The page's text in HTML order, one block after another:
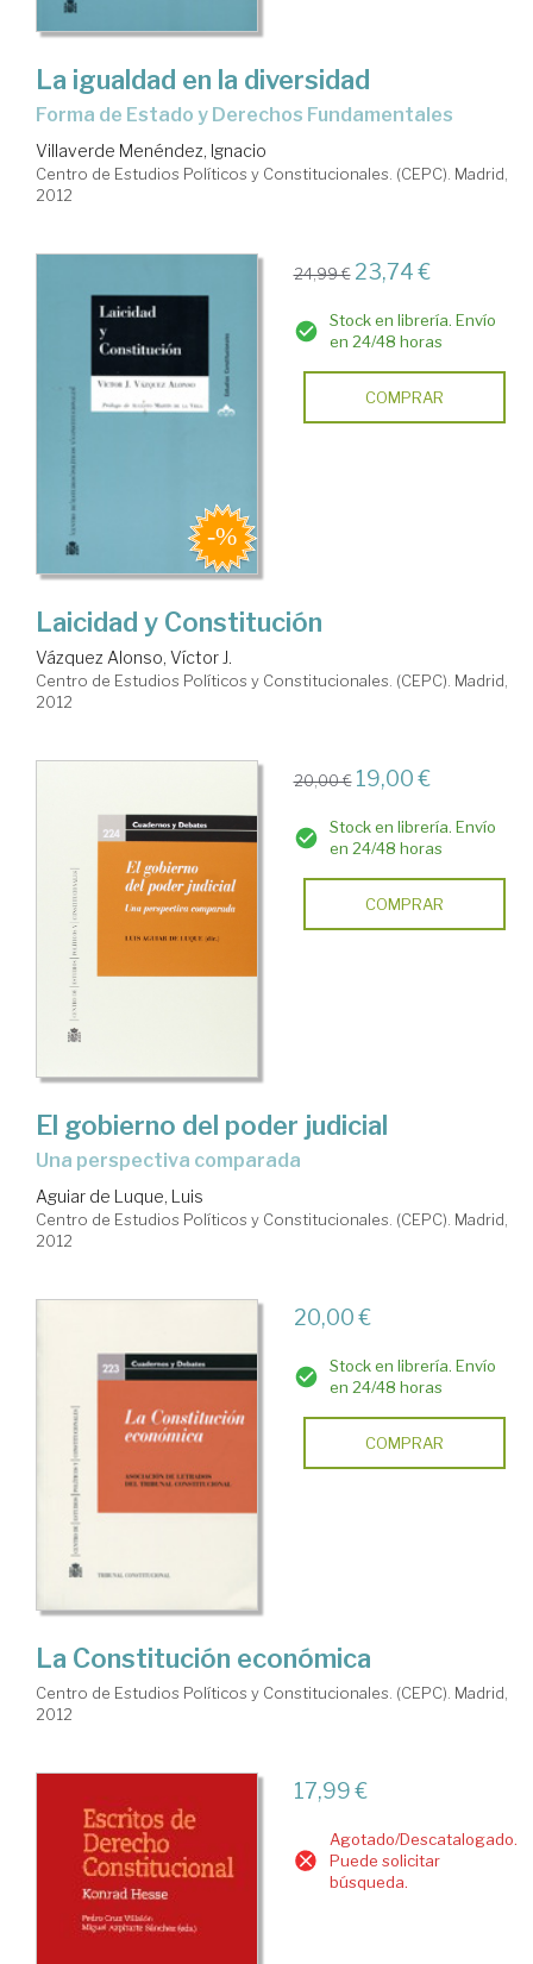
La igualdad en la diversidad
forma de Estado y Derechos Fundamentales
Villaverde Menéndez, Ignacio
Centro de Estudios Políticos y Constitucionales. (CEPC). Madrid,
2012
24,99 € 23,74 €
Stock en librería. Envío
en 24/48 horas
COMPRAR
Laicidad y Constitución
Vázquez Alonso, Víctor J.
Centro de Estudios Políticos y Constitucionales. (CEPC). Madrid,
2012
20,00 € 19,00 €
Stock en librería. Envío
en 24/48 horas
COMPRAR
El gobierno del poder judicial
una perspectiva comparada
Aguiar de Luque, Luis
Centro de Estudios Políticos y Constitucionales. (CEPC). Madrid,
2012
20,00 €
Stock en librería. Envío
en 24/48 horas
COMPRAR
La Constitución económica
Centro de Estudios Políticos y Constitucionales. (CEPC). Madrid,
2012
17,99 €
Agotado/Descatalogado.
Puede solicitar
búsqueda.